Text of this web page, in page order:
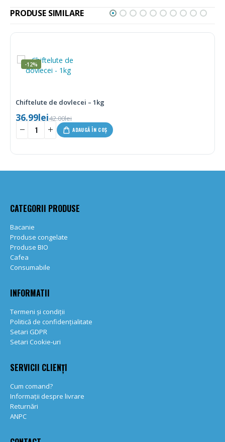
PRODUSE SIMILARE
– 1kg
ADAUGĂ ÎN COȘ - +
CATEGORII PRODUSE
Bacanie
Produse congelate
Produse BIO
Cafea
Consumabile
INFORMATII
Termeni și condiții
Politică de confidențialitate
Setari GDPR
Setari Cookie-uri
SERVICII CLIENȚI
Cum comand?
Informații despre livrare
Returnări
ANPC